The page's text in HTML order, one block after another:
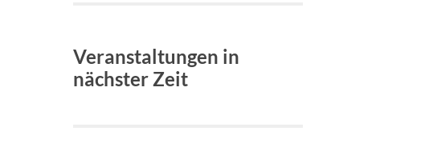
Veranstaltungen in
nächster Zeit